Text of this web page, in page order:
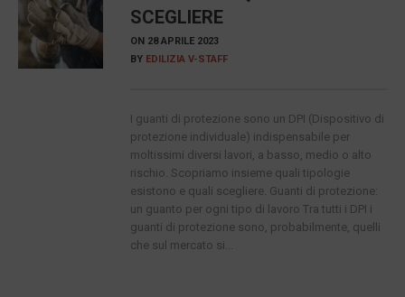
SCEGLIERE
ON 28 APRILE 2023
BY EDILIZIA V-STAFF
I guanti di protezione sono un DPI (Dispositivo di
protezione individuale) indispensabile per
moltissimi diversi lavori, a basso, medio o alto
rischio. Scopriamo insieme quali tipologie
esistono e quali scegliere. Guanti di protezione:
un guanto per ogni tipo di lavoro Tra tutti i DPI i
guanti di protezione sono, probabilmente, quelli
che sul mercato si...